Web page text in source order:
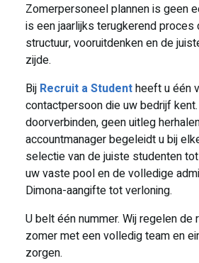
Zomerpersoneel plannen is geen
is een jaarlijks terugkerend proces
structuur, vooruitdenken en de
zijde.
Bij Recruit a Studentheeft u één
contactpersoon die uw bedrijf
doorverbinden, geen uitleg
accountmanager begeleidt u bij
selectie van de juiste studenten
uw vaste pool en de volledige
Dimona-aangifte tot verloning.
U belt één nummer. Wij regelen
zomer met een volledig team en
zorgen.